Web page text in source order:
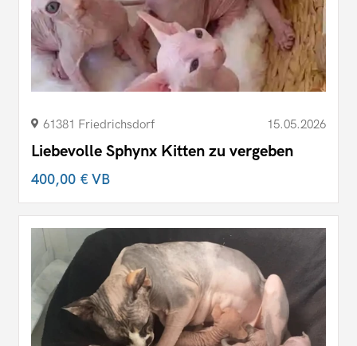
61381 Friedrichsdorf 15.05.2026
Liebevolle Sphynx Kitten zu vergeben
400,00 €VB